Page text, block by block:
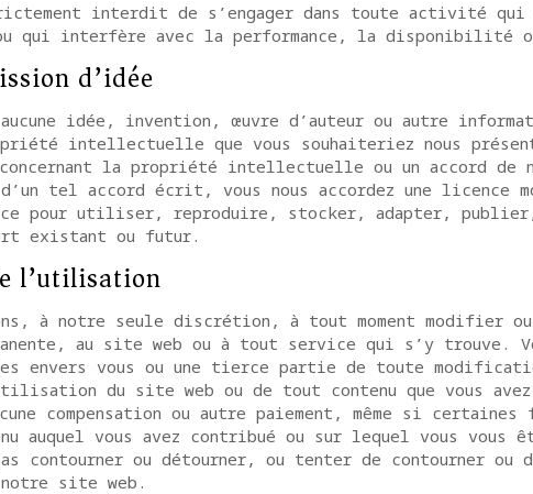
interdit de s’engager dans toute activité qui
qui interfère avec la performance, la disponibilité
d’idée
aucune idée, invention, œuvre d’auteur ou autre
intellectuelle que vous souhaiteriez nous
concernant la propriété intellectuelle ou un accord de
d’un tel accord écrit, vous nous accordez une
pour utiliser, reproduire, stocker, adapter,
existant ou futur.
l’utilisation
à notre seule discrétion, à tout moment modifier
au site web ou à tout service qui s’y trouve.
envers vous ou une tierce partie de toute
du site web ou de tout contenu que vous
compensation ou autre paiement, même si
auquel vous avez contribué ou sur lequel vous vous
contourner ou détourner, ou tenter de contourner
notre site web.